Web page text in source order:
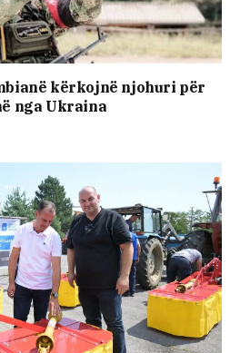
kërkojnë njohuri për
nga Ukraina